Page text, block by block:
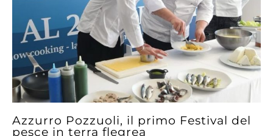
Azzurro Pozzuoli, il primo Festival del
pesce in terra flegrea